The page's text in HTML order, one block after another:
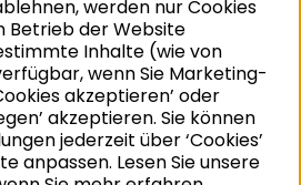
Selbstporträt SAMMLUNG
Peter
Mariä
werden nur Cookies
Betrieb der Website
Inhalte (wie von
wenn Sie Marketing-
akzeptieren’ oder
akzeptieren. Sie können
jederzeit über ‘Cookies’
anpassen. Lesen Sie unsere